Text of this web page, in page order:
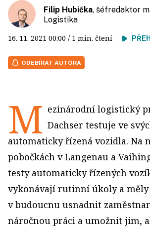
Filip Hubička, šéfredaktor
Logistika
16. 11. 2021 00:00 / 1 min. čtení
ODEBÍRAT AUTORA
M ezinárodní logistický
Dachser testuje ve
automaticky řízená vozidla. Na
pobočkách v Langenau a
testy automaticky řízených
vykonávají rutinní úkoly a měly
v budoucnu usnadnit
náročnou práci a umožnit jim,